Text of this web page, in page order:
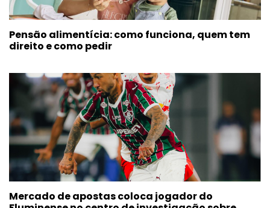
Pensão alimentícia: como funciona, quem tem
direito e como pedir
Mercado de apostas coloca jogador do